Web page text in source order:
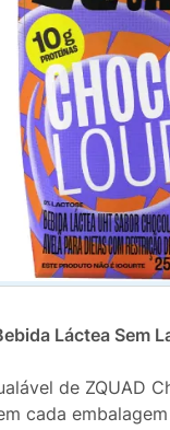
Láctea Sem
de ZQUAD
cada